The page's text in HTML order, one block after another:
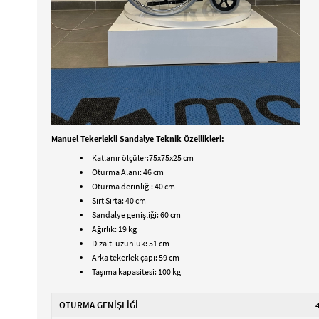
Manuel Tekerlekli Sandalye Teknik Özellikleri:
Katlanır ölçüler:75x75x25 cm
Oturma Alanı: 46 cm
Oturma derinliği: 40 cm
Sırt Sırta: 40 cm
Sandalye genişliği: 60 cm
Ağırlık: 19 kg
Dizaltı uzunluk: 51 cm
Arka tekerlek çapı: 59 cm
Taşıma kapasitesi: 100 kg
OTURMA GENİŞLİĞİ